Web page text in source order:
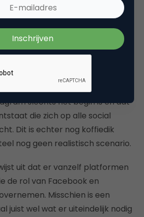
voor hen heeft opweegt
die aan een Facebookprofiel
er toch een massale
plaatsvinden, dan zal de
zullen overnemen. Het zou
slechts het begin is en dat
die zich op alle social
Dit is echter nog koffiedik
nog geen realistisch scenario.
uit dat er vanzelf platformen
de rol van Facebook en
Misschien is een
juist wel wat er uiteindelijk nodig